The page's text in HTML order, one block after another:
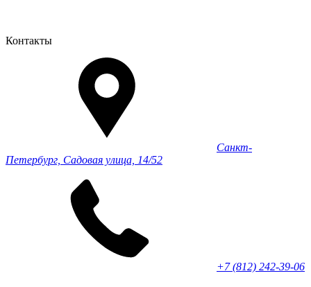
Контакты
Санкт-
Петербург, Садовая улица, 14/52
+7 (812) 242-39-06